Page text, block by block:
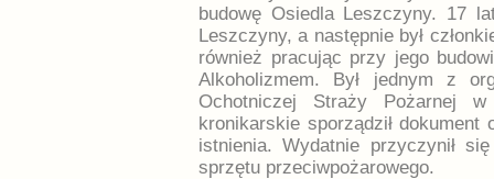
budowę Osiedla Leszczyny. 17
Leszczyny, a następnie był
również pracując przy jego
Alkoholizmem. Był jednym z
Ochotniczej Straży Pożarnej
kronikarskie sporządził
istnienia. Wydatnie przyczynił
sprzętu przeciwpożarowego.